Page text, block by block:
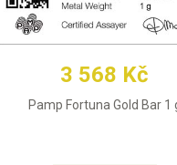
3 568 Kč
Pamp Fortuna Gold Bar 1